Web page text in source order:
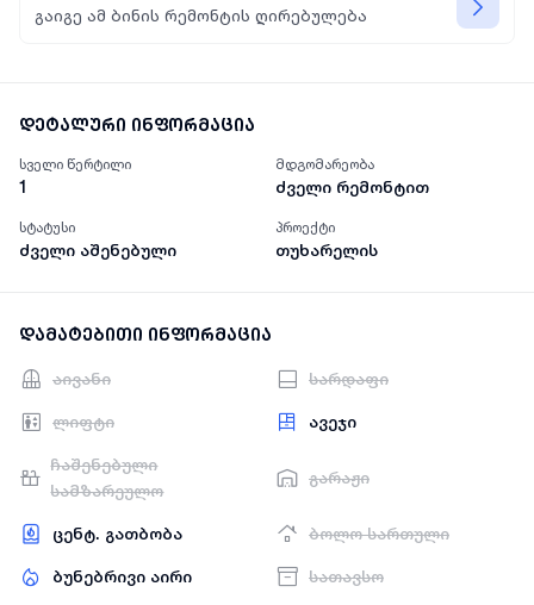
გაიგე ამ ბინის რემონტის ღირებულება
დეტალური ინფორმაცია
სველი წერტილი
1
მდგომარეობა
ძველი რემონტით
სტატუსი
ძველი აშენებული
პროექტი
თუხარელის
დამატებითი ინფორმაცია
აივანი სარდაფი
ლიფტი ავეჯი
ჩაშენებული
სამზარეულო
გარაჟი
ცენტ. გათბობა ბოლო სართული
ბუნებრივი აირი სათავსო